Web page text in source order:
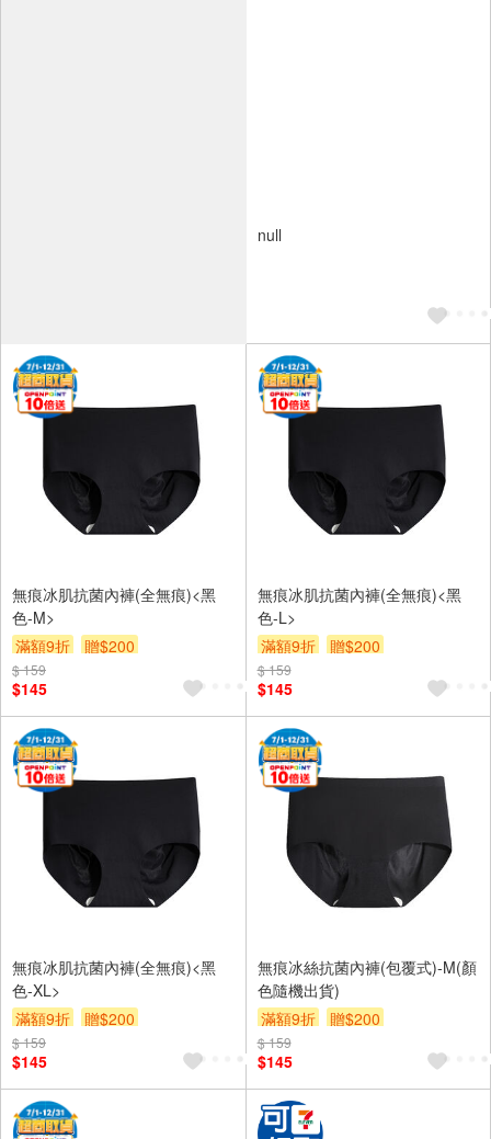
null
無痕冰肌抗菌內褲(全無痕)<黑
色-M>
滿額9折
贈$200
$ 159
$145
無痕冰肌抗菌內褲(全無痕)<黑
色-L>
滿額9折
贈$200
$ 159
$145
無痕冰肌抗菌內褲(全無痕)<黑
色-XL>
滿額9折
贈$200
$ 159
$145
無痕冰絲抗菌內褲(包覆式)-M(顏
色隨機出貨)
滿額9折
贈$200
$ 159
$145